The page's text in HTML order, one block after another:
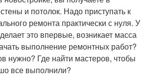
и потолок. Надо приступать к
ремонта практически с нуля. У
это впервые, возникает масса
выполнение ремонтных работ?
нужно? Где найти мастеров, чтобы
все выполнили?